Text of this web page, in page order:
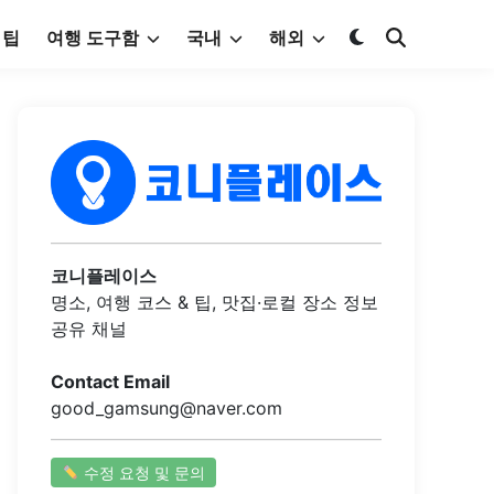
여행 도구함 국내 해외
코니플레이스
명소, 여행 코스 & 팁, 맛집·로컬 장소 정보
공유 채널
Contact Email
good_gamsung@naver.com
수정 요청 및 문의